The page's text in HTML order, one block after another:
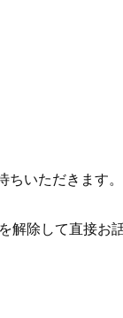
いただきます。
解除して直接お